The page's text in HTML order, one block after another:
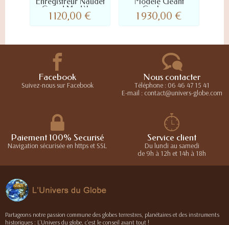
Grand Modèle...
1 120,00 €
Couleur...
1 930,00 €
Facebook
Suivez-nous sur Facebook
Nous contacter
Téléphone : 06 46 47 15 41
E-mail : contact@univers-globe.com
Paiement 100% Securisé
Navigation sécurisée en https et SSL
Service client
Du lundi au samedi
de 9h à 12h et 14h à 18h
Partageons notre passion commune des globes terrestres, planétaires et des instruments
historiques : L’Univers du globe, c’est le conseil avant tout !